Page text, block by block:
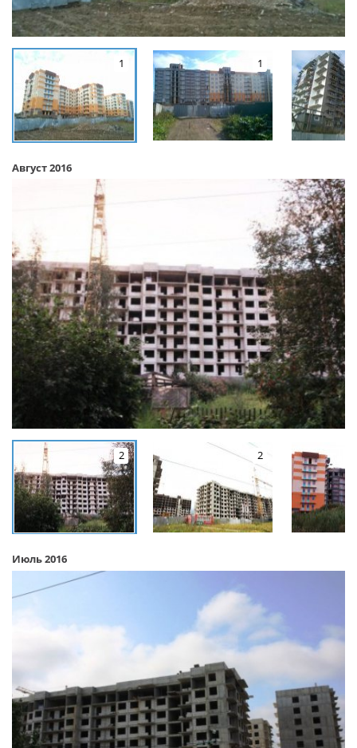
1 1
Август 2016
2 2
Июль 2016